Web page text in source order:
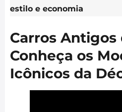
estilo e economia
Carros Antigos
Conheça os
Icônicos da